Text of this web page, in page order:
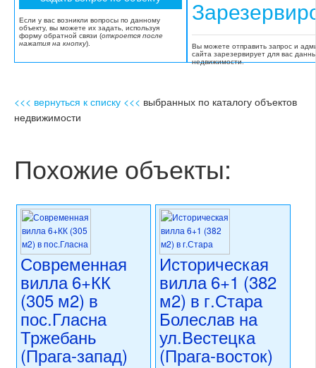
Если у вас возникли вопросы по данному
объекту, вы можете их задать, используя
форму обратной связи (откроется после
нажатия на кнопку).
Вы можете отправить запрос и
сайта зарезервирует для вас
недвижимости.
<<< вернуться к списку <<< выбранных по каталогу объектов
недвижимости
Похожие объекты:
Современная
вилла 6+КК
(305 м2) в
пос.Гласна
Тржебань
(Прага-запад)
Историческая
вилла 6+1 (382
м2) в г.Стара
Болеслав на
ул.Вестецка
(Прага-восток)